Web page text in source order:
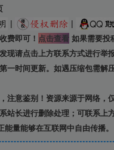
|
|
费即可！ 点击查看如果需要投
请点击上方联系方式进行举
时间更新。如遇压缩包需解
注意鉴别！资源来源于网络，
长进行删除处理；可联系上
量能够在互联网中自由传播。